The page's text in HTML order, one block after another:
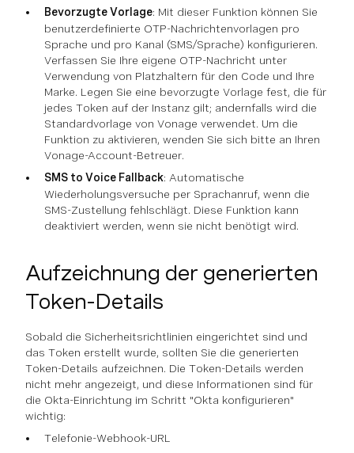
Bevorzugte Vorlage: Mit dieser Funktion können Sie
benutzerdefinierte OTP-Nachrichtenvorlagen pro
Sprache und pro Kanal (SMS/Sprache) konfigurieren.
Verfassen Sie Ihre eigene OTP-Nachricht unter
Verwendung von Platzhaltern für den Code und Ihre
Marke. Legen Sie eine bevorzugte Vorlage fest, die für
jedes Token auf der Instanz gilt; andernfalls wird die
Standardvorlage von Vonage verwendet. Um die
Funktion zu aktivieren, wenden Sie sich bitte an Ihren
Vonage-Account-Betreuer.
SMS to Voice Fallback: Automatische
Wiederholungsversuche per Sprachanruf, wenn die
SMS-Zustellung fehlschlägt. Diese Funktion kann
deaktiviert werden, wenn sie nicht benötigt wird.
Aufzeichnung der generierten
Token-Details
Sobald die Sicherheitsrichtlinien eingerichtet sind und
das Token erstellt wurde, sollten Sie die generierten
Token-Details aufzeichnen. Die Token-Details werden
nicht mehr angezeigt, und diese Informationen sind für
die Okta-Einrichtung im Schritt "Okta konfigurieren"
wichtig:
Telefonie-Webhook-URL